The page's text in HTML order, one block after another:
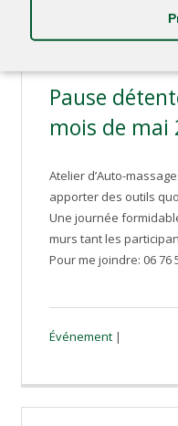
Pause
mois de mai
Atelier d’Auto-
apporter des outils
Une journée
murs tant les
Pour me joindre: 06 76
Événement |